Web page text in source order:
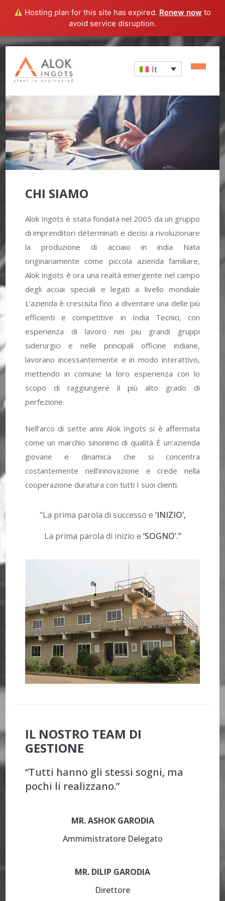
Hosting plan for this site has expired. Renew now to
avoid service disruption.
It
CHI SIAMO
Alok Ingots è stata fondata nel 2005 da un gruppo
di imprenditori determinati e decisi a rivoluzionare
la produzione di acciaio in india Nata
originariamente come piccola azienda familiare,
Alok Ingots è ora una realtà emergente nel campo
degli acciai speciali e legati a livello mondiale
L’azienda è cresciuta fino a diventare una delle più
efficienti e competitive in India Tecnici, con
esperienza di lavoro nei piu grandi gruppi
siderurgici e nelle principali officine indiane,
lavorano incessantemente e in modo interattivo,
mettendo in comune la loro esperienza con lo
scopo di raggiungere il più alto grado di
perfezione.
Nell’arco di sette anni Alok Ingots si è affermata
come un marchio sinonimo di qualità È un’azienda
giovane e dinamica che si concentra
costantemente nell’innovazione e crede nella
cooperazione duratura con tutti I suoi clienti.
“La prima parola di successo e ‘INIZIO’,
La prima parola di inizio e ‘SOGNO’.”
IL NOSTRO TEAM DI
GESTIONE
“Tutti hanno gli stessi sogni, ma
pochi li realizzano.”
MR. ASHOK GARODIA
Ammimistratore Delegato
MR. DILIP GARODIA
Direttore